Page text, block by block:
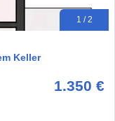
1 / 2
Keller
1.350 €